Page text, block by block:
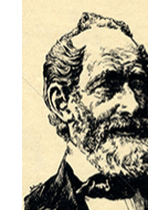
Marken
Konzerne
Epoche